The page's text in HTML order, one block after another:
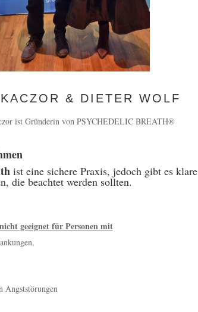
& DIETER WOLF
ist Gründerin vonPSYCHEDELIC BREATH®
ist eine sichere Praxis, jedoch gibt es klare
die beachtet werden sollten.
nicht geeignet für Personen mit
Angststörungen